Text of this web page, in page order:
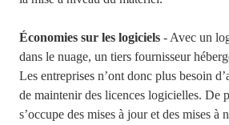
Économies sur les logiciels - Avec un
dans le nuage, un tiers fournisseur
Les entreprises n’ont donc plus besoin
de maintenir des licences logicielles. De
s’occupe des mises à jour et des mises à